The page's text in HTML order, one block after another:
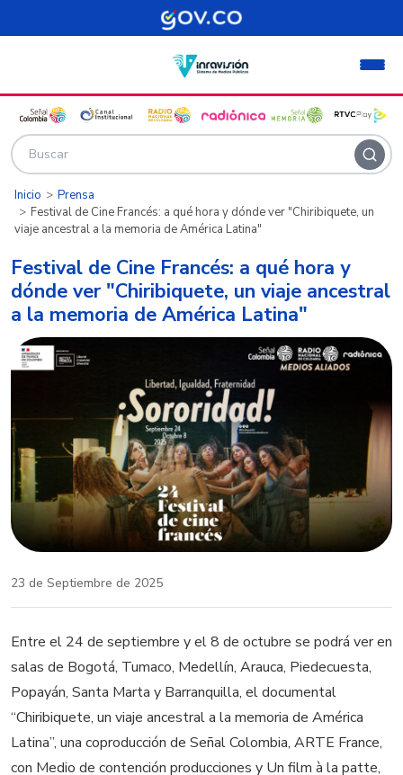
Pasar al contenido principal
Inicio
Prensa
Festival de Cine Francés: a qué hora y dónde ver "Chiribiquete, un
viaje ancestral a la memoria de América Latina"
Festival de Cine Francés: a qué hora y
dónde ver "Chiribiquete, un viaje ancestral
a la memoria de América Latina"
23 de Septiembre de 2025
Entre el 24 de septiembre y el 8 de octubre se podrá ver en
salas de Bogotá, Tumaco, Medellín, Arauca, Piedecuesta,
Popayán, Santa Marta y Barranquilla, el documental
“Chiribiquete, un viaje ancestral a la memoria de América
Latina”, una coproducción de Señal Colombia, ARTE France,
con Medio de contención producciones y Un film à la patte,